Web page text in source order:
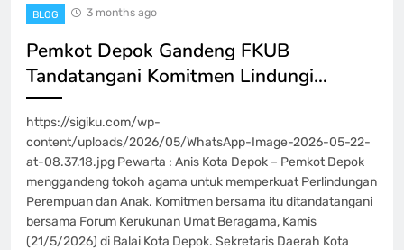
BLOG 3 months ago
Pemkot Depok Gandeng FKUB
Tandatangani Komitmen Lindungi…
https://sigiku.com/wp-
content/uploads/2026/05/WhatsApp-Image-2026-05-22-
at-08.37.18.jpg Pewarta : Anis Kota Depok – Pemkot Depok
menggandeng tokoh agama untuk memperkuat Perlindungan
Perempuan dan Anak. Komitmen bersama itu ditandatangani
bersama Forum Kerukunan Umat Beragama, Kamis
(21/5/2026) di Balai Kota Depok. Sekretaris Daerah Kota